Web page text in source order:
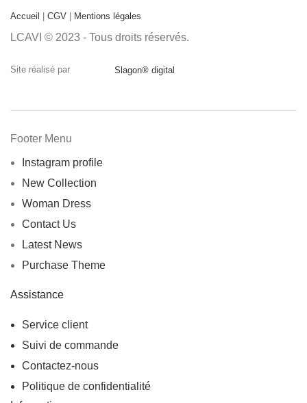
Accueil CGV Mentions légales
LCAVI © 2023 - Tous droits réservés.
Site réalisé par Slagon® digital
Footer Menu
Instagram profile
New Collection
Woman Dress
Contact Us
Latest News
Purchase Theme
Assistance
Service client
Suivi de commande
Contactez-nous
Politique de confidentialité